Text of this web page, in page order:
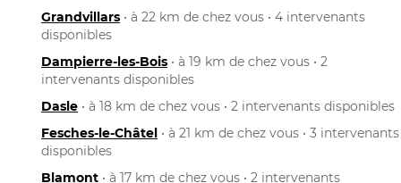
Grandvillars • à 22 km de chez vous • 4 intervenants
disponibles
Dampierre-les-Bois • à 19 km de chez vous • 2
intervenants disponibles
Dasle • à 18 km de chez vous • 2 intervenants disponibles
Fesches-le-Châtel • à 21 km de chez vous • 3 intervenants
disponibles
Blamont • à 17 km de chez vous • 2 intervenants